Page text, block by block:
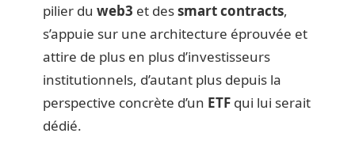
pilier du web3 et dessmart contracts,
s’appuie sur une architecture éprouvée et
attire de plus en plus d’investisseurs
institutionnels, d’autant plus depuis la
perspective concrète d’un ETF qui lui serait
dédié.